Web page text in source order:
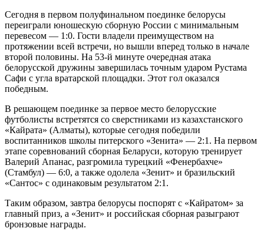
Сегодня в первом полуфинальном поединке белорусы
переиграли юношескую сборную России с минимальным
перевесом — 1:0. Гости владели преимуществом на
протяжении всей встречи, но вышли вперед только в начале
второй половины. На 53-й минуте очередная атака
белорусской дружины завершилась точным ударом Рустама
Сафи с угла вратарской площадки. Этот гол оказался
победным.
В решающем поединке за первое место белорусские
футболисты встретятся со сверстниками из казахстанского
«Кайрата» (Алматы), которые сегодня победили
воспитанников школы питерского «Зенита» — 2:1. На первом
этапе соревнований сборная Беларуси, которую тренирует
Валерий Апанас, разгромила турецкий «Фенербахче»
(Стамбул) — 6:0, а также одолела «Зенит» и бразильский
«Сантос» с одинаковым результатом 2:1.
Таким образом, завтра белорусы поспорят с «Кайратом» за
главный приз, а «Зенит» и российская сборная разыграют
бронзовые награды.